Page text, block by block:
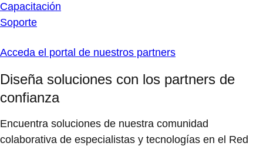
Capacitación
Soporte
Acceda el portal de nuestros partners
Diseña soluciones con los partners de
confianza
Encuentra soluciones de nuestra comunidad
colaborativa de especialistas y tecnologías en el Red